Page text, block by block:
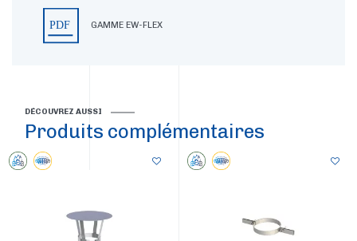
GAMME EW-FLEX
DÉCOUVREZ AUSSI
Produits complémentaires